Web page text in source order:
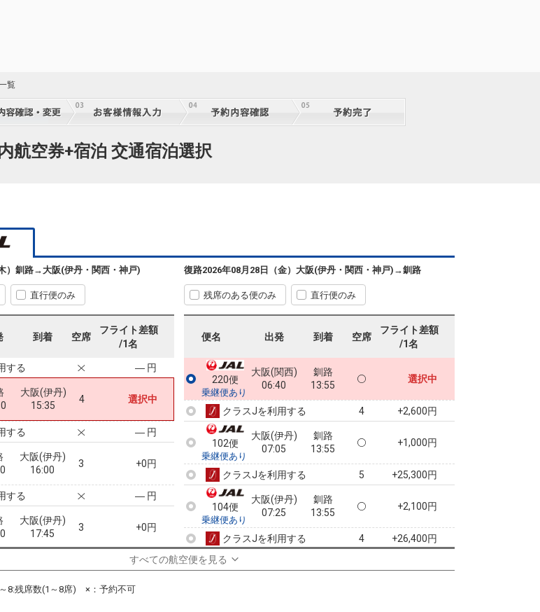
覧
航空券+宿泊 交通宿泊選択
） 釧路→大阪(伊丹・関西・神戸)
直行便のみ
到着 空席
フライト差額
/1名
大阪(伊丹)
13:35
3 +1,100円
する
大阪(伊丹)
14:35
4 +1,100円
する ― 円
大阪(伊丹)
15:35
4 選択中
する ― 円
大阪(伊丹)
16:00
3 +0円
する ― 円
大阪(伊丹)
17:45
3 +0円
― 円
大阪(伊丹)
18:40
+1,100円
復路2026年08月28日（金） 大阪(伊丹・関西・神戸) →釧路
残席のある便のみ 直行便のみ
便名 出発 到着 空席
フライト差額
/1名
220便
乗継便あり
大阪(関西)
06:40
釧路
13:55
選択中
クラスJを利用する 4 +2,600円
102便
乗継便あり
大阪(伊丹)
07:05
釧路
13:55
+1,000円
クラスJを利用する 5 +25,300円
104便
乗継便あり
大阪(伊丹)
07:25
釧路
13:55
+2,100円
クラスJを利用する 4 +26,400円
106便 +2,100円
すべての航空便を見る
8:残席数(1～8席) ×：予約不可